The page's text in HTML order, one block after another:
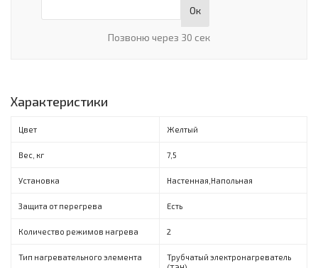
Ок
Позвоню через 30 сек
Характеристики
Цвет Желтый
Вес, кг 7,5
Установка Настенная,Напольная
Защита от перегрева Есть
Количество режимов нагрева 2
Тип нагревательного элемента
Трубчатый электронагреватель